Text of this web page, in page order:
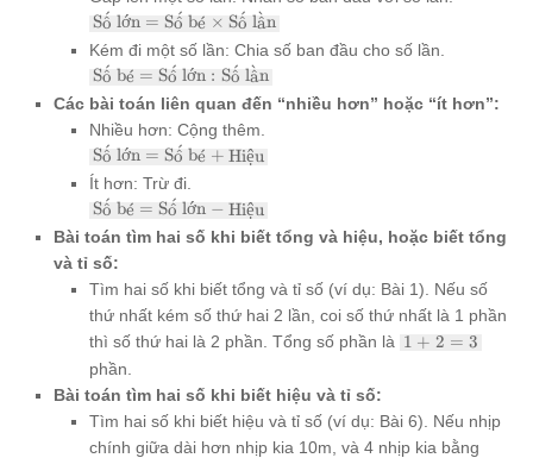
\text{Số
lớn} =
\text{Số
bé}
\times
\text{Số
lần}
So
ˆ
ˊ lớn = So
ˆ
ˊ be
ˊ × So
ˆ
ˊ la
ˆ
ˋn
Kém đi một số lần: Chia số ban đầu cho số lần.
\text{Số
bé} =
\text{Số
lớn} :
\text{Số
lần}
So
ˆ
ˊ be
ˊ = So
ˆ
ˊ lớn : So
ˆ
ˊ la
ˆ
ˋn
Các bài toán liên quan đến “nhiều hơn” hoặc “ít hơn”:
Nhiều hơn: Cộng thêm.
\text{Số
lớn} =
\text{Số
bé} +
\text{Hiệu}
So
ˆ
ˊ lớn = So
ˆ
ˊ be
ˊ + Hiệu
Ít hơn: Trừ đi.
\text{Số
bé} =
\text{Số
lớn} -
\text{Hiệu}
So
ˆ
ˊ be
ˊ = So
ˆ
ˊ lớn − Hiệu
Bài toán tìm hai số khi biết tổng và hiệu, hoặc biết tổng
và tỉ số:
Tìm hai số khi biết tổng và tỉ số (ví dụ: Bài 1). Nếu số
thứ nhất kém số thứ hai 2 lần, coi số thứ nhất là 1 phần
thì số thứ hai là 2 phần. Tổng số phần là 1
3
1 + 2 = 3
phần.
Bài toán tìm hai số khi biết hiệu và tỉ số:
Tìm hai số khi biết hiệu và tỉ số (ví dụ: Bài 6). Nếu nhịp
chính giữa dài hơn nhịp kia 10m, và 4 nhịp kia bằng